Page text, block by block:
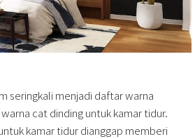
seringkali menjadi daftar warna
cat dinding untuk kamar tidur.
kamar tidur dianggap memberi